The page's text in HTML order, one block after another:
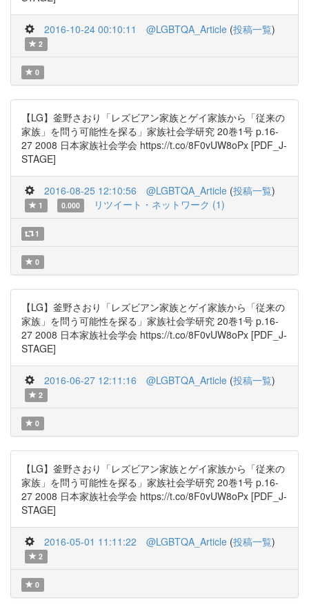
2016-10-24 00:10:11 @LGBTQA_Article (投稿一覧)
2
0
【LG】釜野さおり「レズビアン家族とゲイ家族から「従来の
家族」を問う可能性を探る」家族社会学研究 20巻1号 p.16-
27 2008 日本家族社会学会 https://t.co/8F0vUW8oPx [PDF_J-
STAGE]
2016-08-25 12:10:56 @LGBTQA_Article (投稿一覧)
1 0.000 リツイート・ネットワーク (1)
1
0
【LG】釜野さおり「レズビアン家族とゲイ家族から「従来の
家族」を問う可能性を探る」家族社会学研究 20巻1号 p.16-
27 2008 日本家族社会学会 https://t.co/8F0vUW8oPx [PDF_J-
STAGE]
2016-06-27 12:11:16 @LGBTQA_Article (投稿一覧)
2
0
【LG】釜野さおり「レズビアン家族とゲイ家族から「従来の
家族」を問う可能性を探る」家族社会学研究 20巻1号 p.16-
27 2008 日本家族社会学会 https://t.co/8F0vUW8oPx [PDF_J-
STAGE]
2016-05-01 11:11:22 @LGBTQA_Article (投稿一覧)
2
0